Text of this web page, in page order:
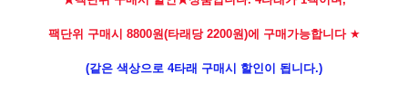
팩단위 구매시 8800원(타래당 2200원)에 구매가능합니다★
(같은 색상으로 4타래 구매시 할인이 됩니다.)